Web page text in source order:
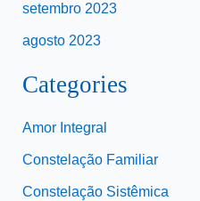
setembro 2023
agosto 2023
Categories
Amor Integral
Constelação Familiar
Constelação Sistêmica